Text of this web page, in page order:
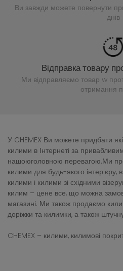
Ви завжди можете повернути
днів
Відправка товару
Ми відправляємо товар w
отримання
У CHEMEX Ви можете придбати
килими в Інтернеті за
нашоюголовною перевагою.Ми
килими для будь-якого інтер'єру,
килими і килими зі східними
килим – цене все, що можна
магазині. Ми також продаємо
доріжки та килимки, а також
CHEMEX – килими, килимові